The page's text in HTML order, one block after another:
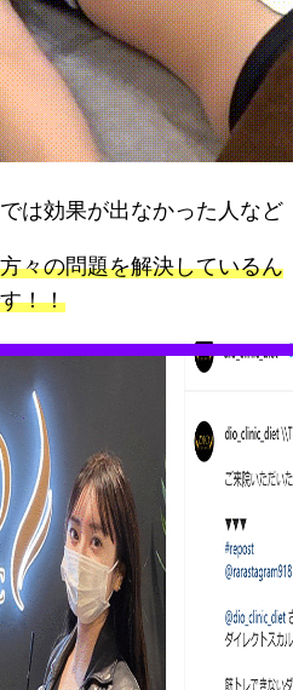
は効果が出なかった人など
々の問題を解決しているん
！！